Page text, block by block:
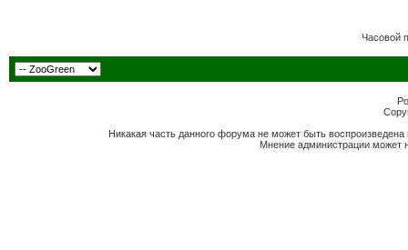
Часовой
Никакая часть данного форума не может быть
Мнение администрации может